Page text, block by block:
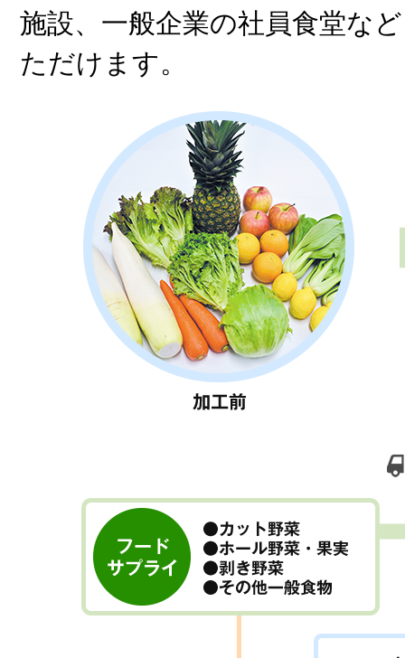
施設、一般企業の社員食堂な
ただけます。